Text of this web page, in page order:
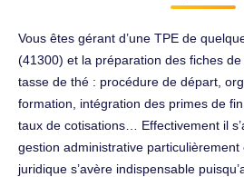
Vous êtes gérant d’une TPE de
(41300) et la préparation des fiches de
tasse de thé : procédure de départ,
formation, intégration des primes de
taux de cotisations… Effectivement il
gestion administrative
juridique s’avère indispensable